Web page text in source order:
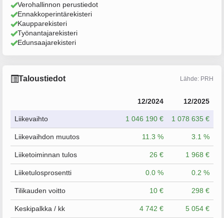
Verohallinnon perustiedot
Ennakkoperintärekisteri
Kaupparekisteri
Työnantajarekisteri
Edunsaajarekisteri
Taloustiedot Lähde: PRH
12/2024 12/2025
Liikevaihto 1 046 190 € 1 078 635 €
Liikevaihdon muutos 11.3 % 3.1 %
Liiketoiminnan tulos 26 € 1 968 €
Liiketulosprosentti 0.0 % 0.2 %
Tilikauden voitto 10 € 298 €
Keskipalkka / kk 4 742 € 5 054 €